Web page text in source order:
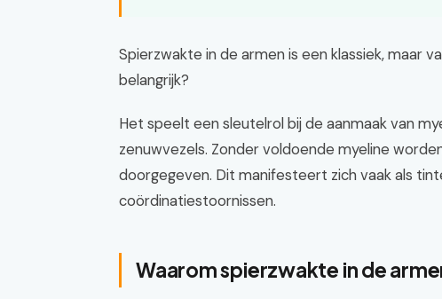
Spierzwakte in de armen is een klassiek, maar
belangrijk?
Het speelt een sleutelrol bij de aanmaak van
zenuwvezels. Zonder voldoende myeline
doorgegeven. Dit manifesteert zich vaak als
coördinatiestoornissen.
Waarom spierzwakte in de